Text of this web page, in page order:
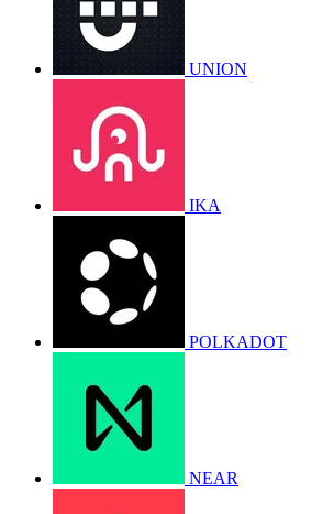
UNION
IKA
POLKADOT
NEAR